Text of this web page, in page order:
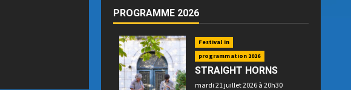
PROGRAMME 2026
Festival In
programmation 2026
STRAIGHT HORNS
mardi 21 juillet 2026 à 20h30